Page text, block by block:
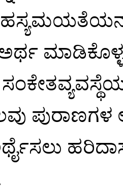
ಅರ್ಥ
ಪುರಾಣಗಳ